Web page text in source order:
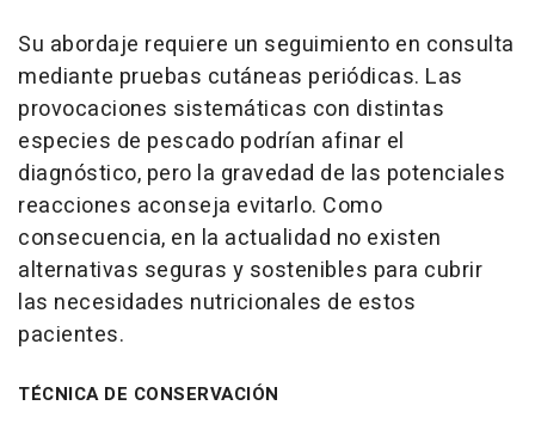
Su abordaje requiere un seguimiento en consulta
mediante pruebas cutáneas periódicas. Las
provocaciones sistemáticas con distintas
especies de pescado podrían afinar el
diagnóstico, pero la gravedad de las potenciales
reacciones aconseja evitarlo. Como
consecuencia, en la actualidad no existen
alternativas seguras y sostenibles para cubrir
las necesidades nutricionales de estos
pacientes.
TÉCNICA DE CONSERVACIÓN